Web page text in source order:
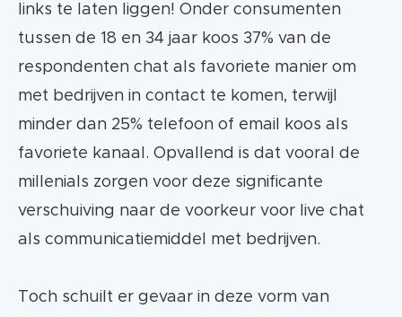
links te laten liggen! Onder consumenten
tussen de 18 en 34 jaar koos 37% van de
respondenten chat als favoriete manier om
met bedrijven in contact te komen, terwijl
minder dan 25% telefoon of email koos als
favoriete kanaal. Opvallend is dat vooral de
millenials zorgen voor deze significante
verschuiving naar de voorkeur voor live chat
als communicatiemiddel met bedrijven.
Toch schuilt er gevaar in deze vorm van